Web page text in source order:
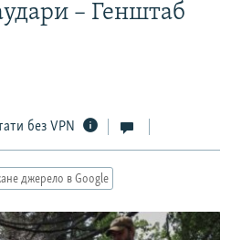
– Генштаб
без VPN
джерело в Google